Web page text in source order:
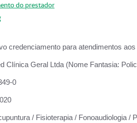
do prestador
credenciamento para atendimentos
Clínica Geral Ltda (Nome Fantasia:
0
/ Fisioterapia / Fonoaudiologia /